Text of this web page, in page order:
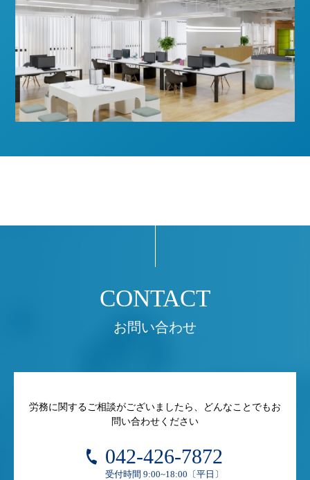
お問い合わせ
労務に関するご相談がございましたら、どんなことでもお
問い合わせください
042-426-7872
受付時間 9:00~18:00〔平日〕